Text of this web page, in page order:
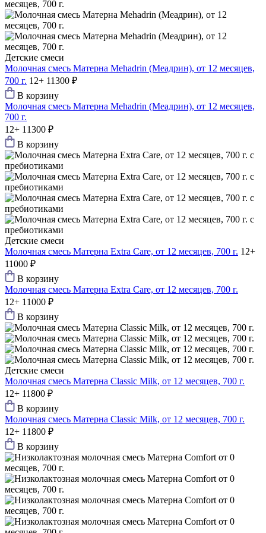
Детские смеси
Молочная смесь Матерна Mehadrin (Меадрин), от 12 месяцев,
700 г. 12+ 11300 ₽
В корзину
Молочная смесь Матерна Mehadrin (Меадрин), от 12 месяцев,
700 г.
12+ 11300 ₽
В корзину
Детские смеси
Молочная смесь Матерна Extra Care, от 12 месяцев, 700 г. 12+
11000 ₽
В корзину
Молочная смесь Матерна Extra Care, от 12 месяцев, 700 г.
12+ 11000 ₽
В корзину
Детские смеси
Молочная смесь Матерна Classic Milk, от 12 месяцев, 700 г.
12+ 11800 ₽
В корзину
Молочная смесь Матерна Classic Milk, от 12 месяцев, 700 г.
12+ 11800 ₽
В корзину